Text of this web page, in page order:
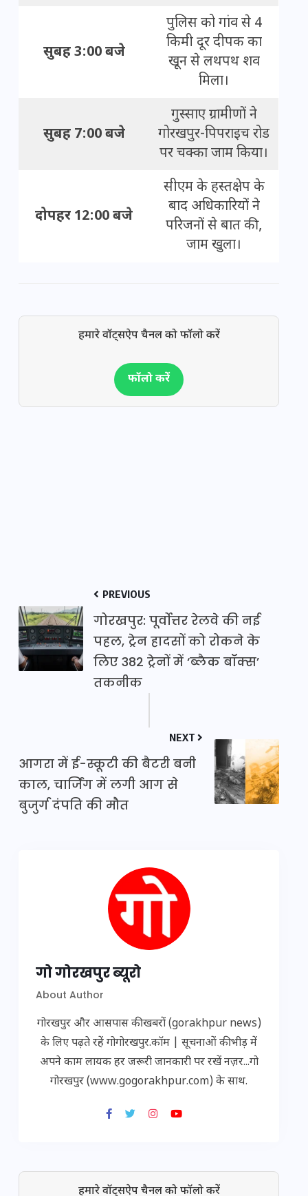
सुबह 3:00 बजे
पुलिस को गांव से 4
किमी दूर दीपक का
खून से लथपथ शव
मिला।
सुबह 7:00 बजे
गुस्साए ग्रामीणों ने
गोरखपुर-पिपराइच रोड
पर चक्का जाम किया।
दोपहर 12:00 बजे
सीएम के हस्तक्षेप के
बाद अधिकारियों ने
परिजनों से बात की,
जाम खुला।
हमारे वॉट्सऐप चैनल को फॉलो करें
फॉलो करें
PREVIOUS
गोरखपुर: पूर्वोत्तर रेलवे की नई
पहल, ट्रेन हादसों को रोकने के
लिए 382 ट्रेनों में ‘ब्लैक बॉक्स’
तकनीक
NEXT
आगरा में ई-स्कूटी की बैटरी बनी
काल, चार्जिंग में लगी आग से
बुजुर्ग दंपति की मौत
गो गोरखपुर ब्यूरो
About Author
गोरखपुर और आसपास की खबरों (gorakhpur news)
के लिए पढ़ते रहें गोगोरखपुर.कॉम | सूचनाओं की भीड़ में
अपने काम लायक हर जरूरी जानकारी पर रखें नज़र...गो
गोरखपुर (www.gogorakhpur.com) के साथ.
हमारे वॉट्सऐप चैनल को फॉलो करें